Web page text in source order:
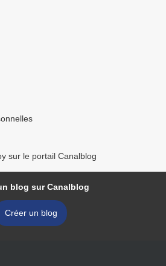
sur le portail Canalblog
blog sur Canalblog
Créer un blog